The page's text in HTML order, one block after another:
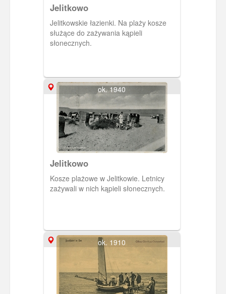
Jelitkowo
Jelitkowskie łazienki. Na plaży kosze
służące do zażywania kąpieli
słonecznych.
ok. 1940
Jelitkowo
Kosze plażowe w Jelitkowie. Letnicy
zażywali w nich kąpieli słonecznych.
ok. 1910